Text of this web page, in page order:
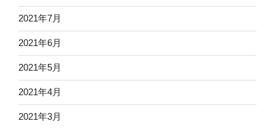
2021年7月
2021年6月
2021年5月
2021年4月
2021年3月